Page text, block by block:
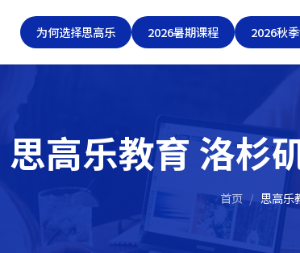
为何选择思高乐 2026暑期课程 2026秋
思高乐教育 洛杉
首页 / 思高乐